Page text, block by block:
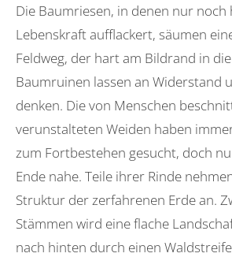
Die Baumriesen, in denen nur
Lebenskraft aufflackert, säumen
Feldweg, der hart am Bildrand in
Baumruinen lassen an Widerstand
denken. Die von Menschen
verunstalteten Weiden haben
zum Fortbestehen gesucht, doch
Ende nahe. Teile ihrer Rinde
Struktur der zerfahrenen Erde an.
Stämmen wird eine flache
nach hinten durch einen